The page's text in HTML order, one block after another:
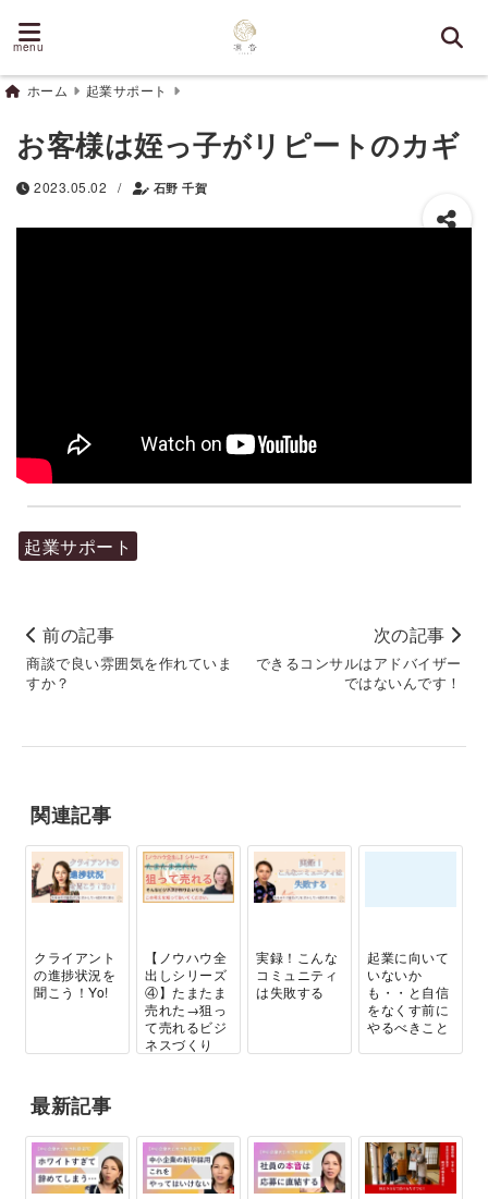
menu
ホーム 起業サポート
お客様は姪っ子がリピートのカギ
2023.05.02 / 石野 千賀
起業サポート
前の記事
商談で良い雰囲気を作れていま
すか？
次の記事
できるコンサルはアドバイザー
ではないんです！
関連記事
クライアント
の進捗状況を
聞こう！Yo!
【ノウハウ全
出しシリーズ
④】たまたま
売れた→狙っ
て売れるビジ
ネスづくり
実録！こんな
コミュニティ
は失敗する
起業に向いて
いないか
も・・と自信
をなくす前に
やるべきこと
最新記事